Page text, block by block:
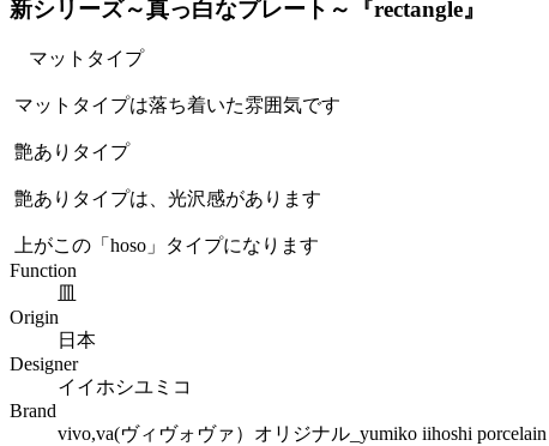
新シリーズ～真っ白なプレート～『rectangle』
マットタイプ
マットタイプは落ち着いた雰囲気です
艶ありタイプ
艶ありタイプは、光沢感があります
上がこの「hoso」タイプになります
Function
皿
Origin
日本
Designer
イイホシユミコ
Brand
vivo,va(ヴィヴォヴァ）オリジナル_yumiko iihoshi